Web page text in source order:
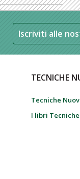
Iscriviti alle
TECNICHE
Tecniche
I libri